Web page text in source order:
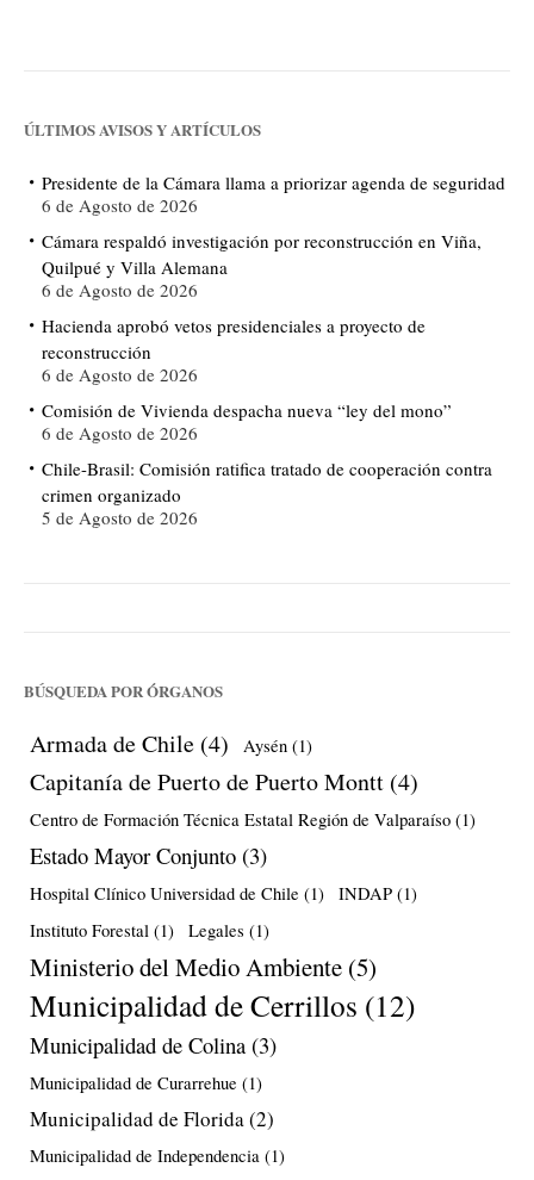
ÚLTIMOS AVISOS Y ARTÍCULOS
Presidente de la Cámara llama a priorizar agenda de seguridad
6 de Agosto de 2026
Cámara respaldó investigación por reconstrucción en Viña,
Quilpué y Villa Alemana
6 de Agosto de 2026
Hacienda aprobó vetos presidenciales a proyecto de
reconstrucción
6 de Agosto de 2026
Comisión de Vivienda despacha nueva “ley del mono”
6 de Agosto de 2026
Chile-Brasil: Comisión ratifica tratado de cooperación contra
crimen organizado
5 de Agosto de 2026
BÚSQUEDA POR ÓRGANOS
Armada de Chile (4) Aysén (1)
Capitanía de Puerto de Puerto Montt (4)
Centro de Formación Técnica Estatal Región de Valparaíso (1)
Estado Mayor Conjunto (3)
Hospital Clínico Universidad de Chile (1) INDAP (1)
Instituto Forestal (1) Legales (1)
Ministerio del Medio Ambiente (5)
Municipalidad de Cerrillos (12)
Municipalidad de Colina (3)
Municipalidad de Curarrehue (1)
Municipalidad de Florida(2)
Municipalidad de Independencia (1)